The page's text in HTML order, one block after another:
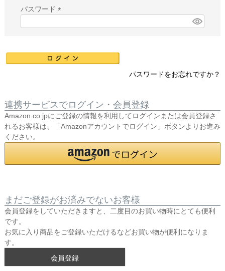
)
パスワード
)
パスワードをお忘れですか？
連携サービスでログイン・会員登録
Amazon.co.jpにご登録の情報を利用してログインまたは会員登録さ
れるお客様は、「Amazonアカウントでログイン」ボタンよりお進み
ください。
まだご登録がお済みでないお客様
会員登録をしていただきますと、二度目のお買い物時にとても便利
です。
お気に入り商品をご登録いただけるなどお買い物が便利になりま
す。
会員登録